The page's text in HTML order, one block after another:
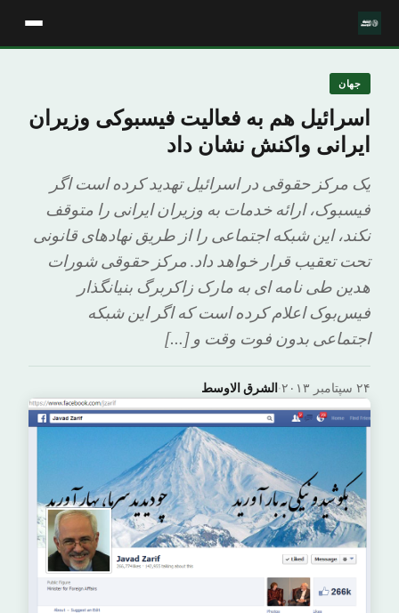
جهان
اسرائیل هم به فعالیت فیسبوکی وزیران
ایرانی واکنش نشان داد
یک مرکز حقوقی در اسرائیل تهدید کرده است اگر
فیسبوک، ارائه خدمات به وزیران ایرانی را متوقف
نکند، این شبکه اجتماعی را از طریق نهادهای قانونی
تحت تعقیب قرار خواهد داد. مرکز حقوقی شورات
هدین طی نامه ای به مارک زاکربرگ بنیانگذار
فیس‌بوک اعلام کرده است که اگر این شبکه
اجتماعی بدون فوت وقت و […]
الشرق الاوسط· ۲۴ سپتامبر ۲۰۱۳